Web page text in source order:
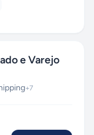
e Varejo
+7